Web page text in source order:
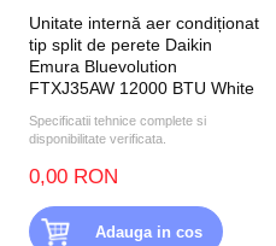
Unitate internă aer condiționat
tip split de perete Daikin
Emura Bluevolution
FTXJ35AW 12000 BTU White
Specificatii tehnice complete si
disponibilitate verificata.
0,00 RON
Adauga in cos